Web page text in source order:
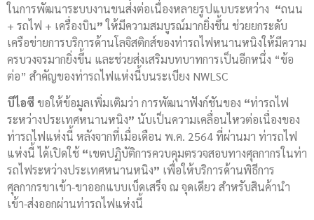
ในการพัฒนาระบบงานขนส่งต่อเนื่องหลายรูปแบบระหว่าง “ถนน
+ รถไฟ + เครื่องบิน”ให้มีความสมบูรณ์มากยิ่งขึ้น ช่วยยกระดับ
เครือข่ายการบริการด้านโลจิสติกส์ของท่ารถไฟหนานหนิงให้มีความ
ครบวงจรมากยิ่งขึ้น และช่วยส่งเสริมบทบาทการเป็นอีกหนึ่ง “ข้อ
ต่อ” สำคัญของท่ารถไฟแห่งนี้บนระเบียง NWLSC
บีไอซีขอให้ข้อมูลเพิ่มเติมว่า การพัฒนาฟังก์ชันของ “ท่ารถไฟ
ระหว่างประเทศหนานหนิง” นับเป็นความเคลื่อนไหวต่อเนื่องของ
ท่ารถไฟแห่งนี้ หลังจากที่เมื่อเดือน พ.ค. 2564 ที่ผ่านมา ท่ารถไฟ
แห่งนี้ ได้เปิดใช้ “เขตปฏิบัติการควบคุมตรวจสอบทางศุลกากรในท่า
รถไฟระหว่างประเทศหนานหนิง” เพื่อให้บริการด้านพิธีการ
ศุลกากรขาเข้า-ขาออกแบบเบ็ดเสร็จ ณ จุดเดียว สำหรับสินค้านำ
เข้า-ส่งออกผ่านท่ารถไฟแห่งนี้